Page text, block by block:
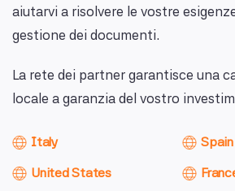
aiutarvi a risolvere le vostre
gestione dei documenti.
La rete dei partner garantisce una
locale a garanzia del vostro
Italy
United States
Spain